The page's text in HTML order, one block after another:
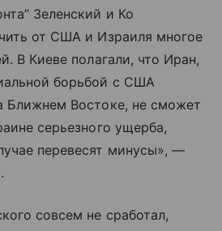
Зеленский и Ко
от США и Израиля многое
В Киеве полагали, что Иран,
борьбой с США
Ближнем Востоке, не сможет
серьезного ущерба,
перевесят минусы», —
совсем не сработал,